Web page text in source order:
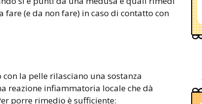
fare (e da non fare) in caso di contatto con
la pelle rilasciano una sostanza
reazione infiammatoria locale che dà
porre rimedio è sufficiente: